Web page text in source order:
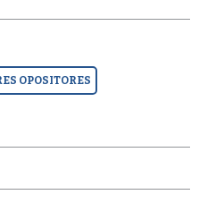
OPOSITORES